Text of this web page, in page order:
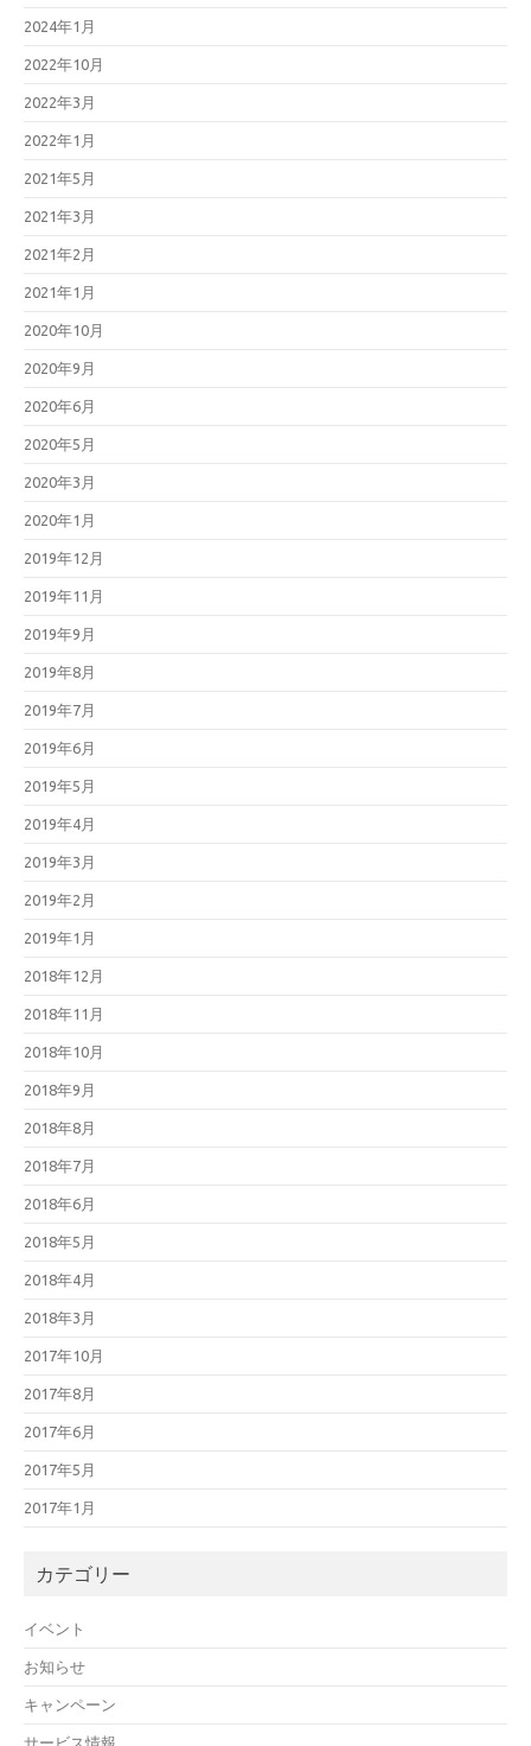
2024年1月
2022年10月
2022年3月
2022年1月
2021年5月
2021年3月
2021年2月
2021年1月
2020年10月
2020年9月
2020年6月
2020年5月
2020年3月
2020年1月
2019年12月
2019年11月
2019年9月
2019年8月
2019年7月
2019年6月
2019年5月
2019年4月
2019年3月
2019年2月
2019年1月
2018年12月
2018年11月
2018年10月
2018年9月
2018年8月
2018年7月
2018年6月
2018年5月
2018年4月
2018年3月
2017年10月
2017年8月
2017年6月
2017年5月
2017年1月
カテゴリー
イベント
お知らせ
キャンペーン
サービス情報